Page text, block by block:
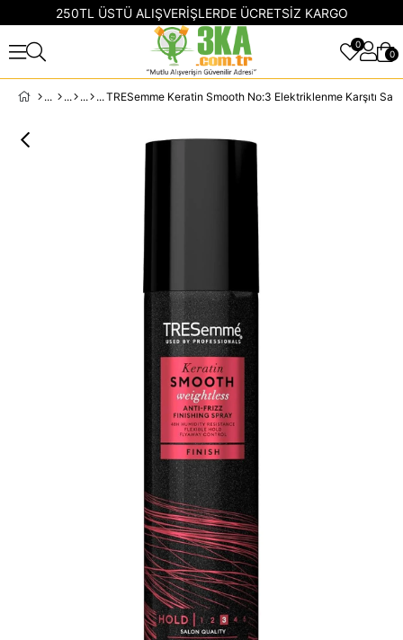
250TL ÜSTÜ ALIŞVERİŞLERDE ÜCRETSİZ KARGO
0
0